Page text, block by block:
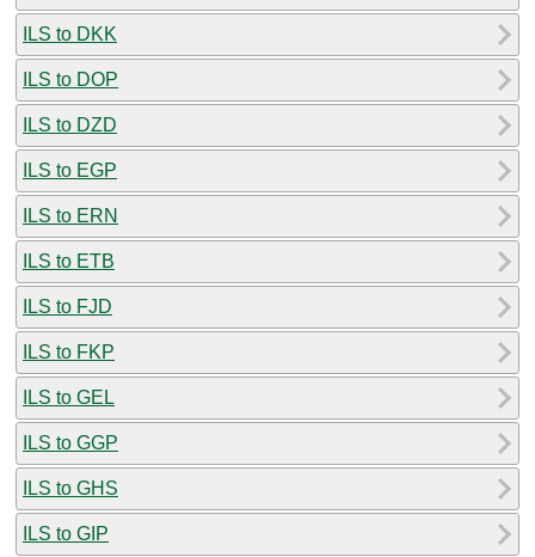
ILS to DKK
ILS to DOP
ILS to DZD
ILS to EGP
ILS to ERN
ILS to ETB
ILS to FJD
ILS to FKP
ILS to GEL
ILS to GGP
ILS to GHS
ILS to GIP